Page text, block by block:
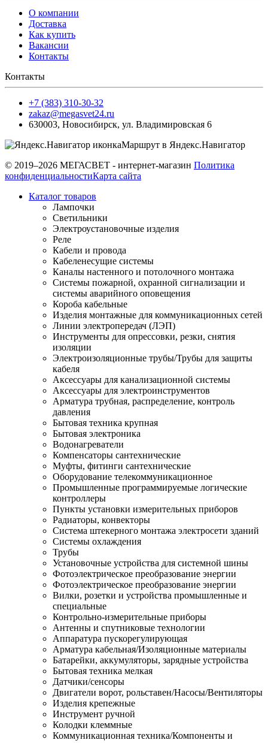
О компании
Доставка
Как купить
Вакансии
Контакты
Контакты
+7 (383) 310-30-32
zakaz@megasvet24.ru
630003, Новосибирск, ул. Владимировская 6
Маршрут в Яндекс.Навигатор
© 2019–2026 МЕГАСВЕТ - интернет-магазин Политика
конфиденциальностиКарта сайта
Каталог товаров
Лампочки
Светильники
Электроустановочные изделия
Реле
Кабели и провода
Кабеленесущие системы
Каналы настенного и потолочного монтажа
Системы пожарной, охранной сигнализации и
системы аварийного оповещения
Короба кабельные
Изделия монтажные для коммуникационных сетей
Линии электропередач (ЛЭП)
Инструменты для опрессовки, резки, снятия
изоляции
Электроизоляционные трубы/Трубы для защиты
кабеля
Аксессуары для канализационной системы
Аксессуары для электроинструментов
Арматура трубная, распределение, контроль
давления
Бытовая техника крупная
Бытовая электроника
Водонагреватели
Компенсаторы сантехнические
Муфты, фитинги сантехнические
Оборудование телекоммуникационное
Промышленные программируемые логические
контроллеры
Пункты установки измерительных приборов
Радиаторы, конвекторы
Система штекерного монтажа электросети зданий
Системы охлаждения
Трубы
Установочные устройства для системной шины
Фотоэлектрическое преобразование энергии
Фотоэлектрическое преобразование энергии
Вилки, розетки и устройства промышленные и
специальные
Контрольно-измерительные приборы
Антенны и спутниковые технологии
Аппаратура пускорегулирующая
Арматура кабельная/Изоляционные материалы
Батарейки, аккумуляторы, зарядные устройства
Бытовая техника мелкая
Датчики/сенсоры
Двигатели ворот, рольставен/Насосы/Вентиляторы
Изделия крепежные
Инструмент ручной
Колодки клеммные
Коммуникационная техника/Компоненты и